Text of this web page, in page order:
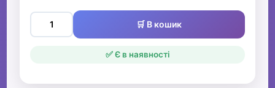
🛒 В кошик
✅ Є в наявності